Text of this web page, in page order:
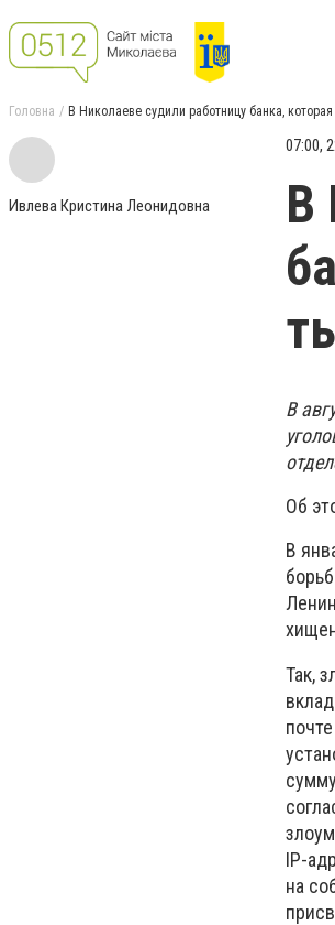
Головна В Николаеве судили работницу банка,
Ивлева Кристина Леонидовна
07:00,
В
В
Об
В
Так,
IP-
на